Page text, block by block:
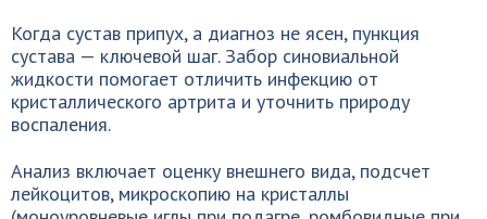
Когда сустав припух, а диагноз не ясен, пункция
сустава — ключевой шаг. Забор синовиальной
жидкости помогает отличить инфекцию от
кристаллического артрита и уточнить природу
воспаления.
Анализ включает оценку внешнего вида, подсчет
лейкоцитов, микроскопию на кристаллы